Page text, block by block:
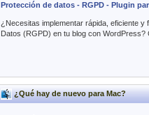
Protección de datos - RGPD - Plugin
¿Necesitas implementar rápida, eficiente y
Datos (RGPD) en tu blog con WordPress?
¿Qué hay de nuevo para Mac?